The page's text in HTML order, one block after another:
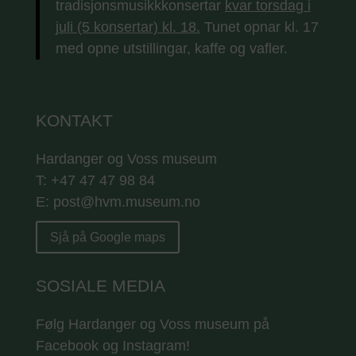
tradisjonsmusikkkonsertar kvar torsdag i
juli (5 konsertar) kl. 18. Tunet opnar kl. 17
med opne utstillingar, kaffe og vafler.
KONTAKT
Hardanger og Voss museum
T: +47 47 47 98 84
E: post@hvm.museum.no
Sjå på Google maps
SOSIALE MEDIA
Følg Hardanger og Voss museum på
Facebook og Instagram!